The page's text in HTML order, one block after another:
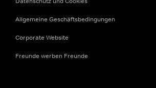
Allgemeine Geschäftsbedingungen
Corporate Website
Freunde werben Freunde